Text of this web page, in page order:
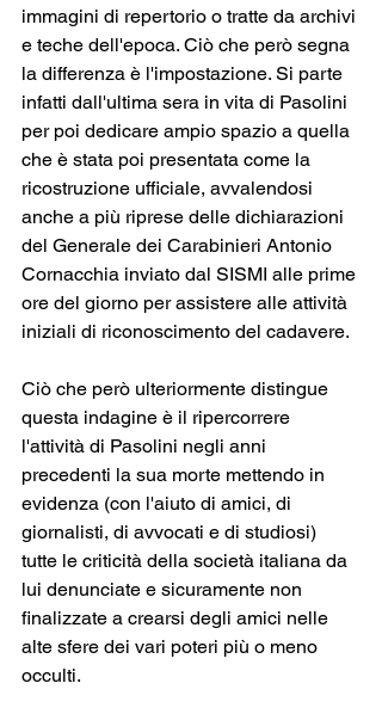
immagini di repertorio o tratte da archivi
e teche dell'epoca. Ciò che però segna
la differenza è l'impostazione. Si parte
infatti dall'ultima sera in vita di Pasolini
per poi dedicare ampio spazio a quella
che è stata poi presentata come la
ricostruzione ufficiale, avvalendosi
anche a più riprese delle dichiarazioni
del Generale dei Carabinieri Antonio
Cornacchia inviato dal SISMI alle prime
ore del giorno per assistere alle attività
iniziali di riconoscimento del cadavere.
Ciò che però ulteriormente distingue
questa indagine è il ripercorrere
l'attività di Pasolini negli anni
precedenti la sua morte mettendo in
evidenza (con l'aiuto di amici, di
giornalisti, di avvocati e di studiosi)
tutte le criticità della società italiana da
lui denunciate e sicuramente non
finalizzate a crearsi degli amici nelle
alte sfere dei vari poteri più o meno
occulti.